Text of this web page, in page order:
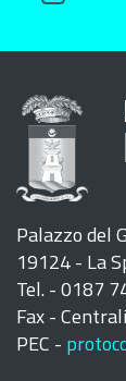
Palazzo del
19124 - La
Tel. - 0187
Fax -
PEC -